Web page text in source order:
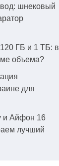
вод: шнековый
ГБ и 1 ТБ: в
объема?
для
и Айфон 16
лучший